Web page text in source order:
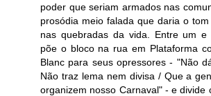
poder que seriam armados nas
prosódia meio falada que daria o
nas quebradas da vida. Entre um e
põe o bloco na rua em Plataforma
Blanc para seus opressores - "Não
Não traz lema nem divisa / Que a
organizem nosso Carnaval" - e divide